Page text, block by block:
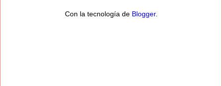
Con la tecnología de Blogger.